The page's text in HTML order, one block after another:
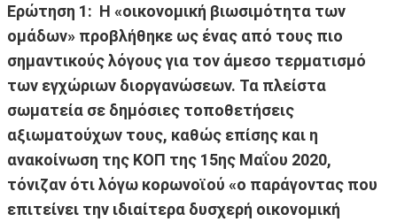
Ερώτηση 1: Η «οικονομική βιωσιμότητα των
ομάδων» προβλήθηκε ως ένας από τους πιο
σημαντικούς λόγους για τον άμεσο τερματισμό
των εγχώριων διοργανώσεων. Τα πλείστα
σωματεία σε δημόσιες τοποθετήσεις
αξιωματούχων τους, καθώς επίσης και η
ανακοίνωση της ΚΟΠ της 15ης Μαΐου 2020,
τόνιζαν ότι λόγω κορωνοϊού «ο παράγοντας που
επιτείνει την ιδιαίτερα δυσχερή οικονομική